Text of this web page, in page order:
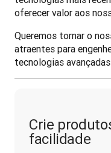
oferecer valor aos
Queremos tornar o
atraentes para
tecnologias
Crie
facilidade